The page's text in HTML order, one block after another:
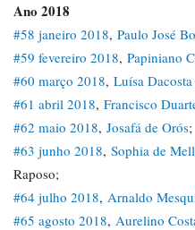
Ano 2018
#58 janeiro 2018, Paulo José
#59 fevereiro 2018, Papiniano
#60 março 2018, Luísa Dacosta
#61 abril 2018, Francisco
#62 maio 2018, Josafá de Orós;
#63 junho 2018, Sophia de
Raposo;
#64 julho 2018, Arnaldo
#65 agosto 2018, Aurelino